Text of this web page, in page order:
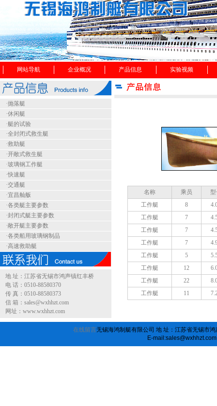
网站导航 企业概况 产品信息 实验视频
·抛落艇
·休闲艇
·艇的试验
·全封闭式救生艇
·救助艇
·开敞式救生艇
·玻璃钢工作艇
·快速艇
·交通艇
·宜昌舢舨
·各类艇主要参数
·封闭式艇主要参数
·敞开艇主要参数
·各类船用玻璃钢制品
·高速救助艇
地 址：江苏省无锡市鸿声镇红丰桥
电 话：0510-88580370
传 真：0510-88580373
信 箱：sales@wxhhzt.com
网址：www.wxhhzt.com
名称 乘员
工作艇
8
工作艇
7
工作艇
7
工作艇
7
工作艇
5
工作艇
12
工作艇
22
工作艇
11
在线留言无锡海鸿制艇有限公司 地 址：江苏省无锡市
E-